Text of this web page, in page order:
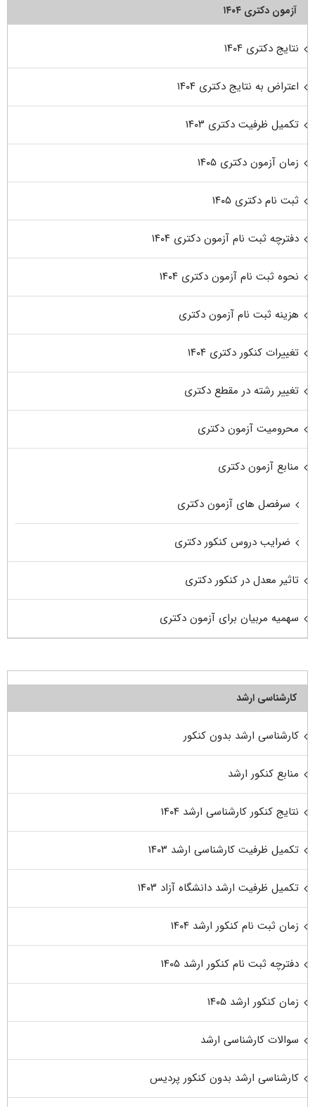
آزمون دکتری ۱۴۰۴
نتایج دکتری ۱۴۰۴
اعتراض به نتایج دکتری ۱۴۰۴
تکمیل ظرفیت دکتری ۱۴۰۳
زمان آزمون دکتری ۱۴۰۵
ثبت نام دکتری ۱۴۰۵
دفترچه ثبت نام آزمون دکتری ۱۴۰۴
نحوه ثبت نام آزمون دکتری ۱۴۰۴
هزینه ثبت نام آزمون دکتری
تغییرات کنکور دکتری ۱۴۰۴
تغییر رشته در مقطع دکتری
محرومیت آزمون دکتری
منابع آزمون دکتری
سرفصل های آزمون دکتری
ضرایب دروس کنکور دکتری
تاثیر معدل در کنکور دکتری
سهمیه مربیان برای آزمون دکتری
کارشناسی ارشد
کارشناسی ارشد بدون کنکور
منابع کنکور ارشد
نتایج کنکور کارشناسی ارشد ۱۴۰۴
تکمیل ظرفیت کارشناسی ارشد ۱۴۰۳
تکمیل ظرفیت ارشد دانشگاه آزاد ۱۴۰۳
زمان ثبت نام کنکور ارشد ۱۴۰۴
دفترچه ثبت نام کنکور ارشد ۱۴۰۵
زمان کنکور ارشد ۱۴۰۵
سوالات کارشناسی ارشد
کارشناسی ارشد بدون کنکور پردیس